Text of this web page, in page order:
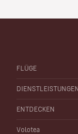
FLÜGE
DIENSTLEISTUNGEN
ENTDECKEN
Volotea